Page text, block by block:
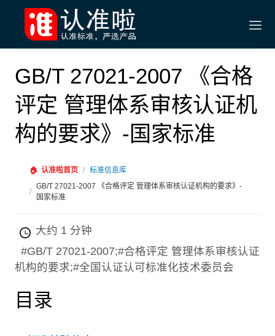
GB/T 27021-2007 《合格
评定 管理体系审核认证机
构的要求》-国家标准
🏠 认准啦首页 / 标准信息库
/
GB/T 27021-2007 《合格评定 管理体系审核认证机构的要求》-
国家标准
大约 1 分钟
#GB/T 27021-2007;#合格评定 管理体系审核认证
机构的要求;#全国认证认可标准化技术委员会
目录